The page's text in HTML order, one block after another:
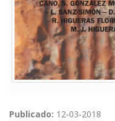
Publicado: 12-03-2018